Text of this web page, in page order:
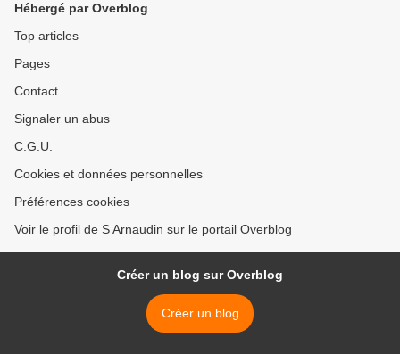
Hébergé par Overblog
Top articles
Pages
Contact
Signaler un abus
C.G.U.
Cookies et données personnelles
Préférences cookies
Voir le profil de S Arnaudin sur le portail Overblog
Créer un blog sur Overblog
Créer un blog